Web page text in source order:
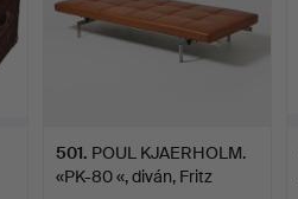
501. POUL KJAERHOLM.
«PK-80 «, diván, Fritz